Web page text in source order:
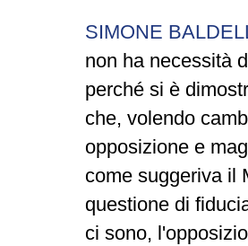
SIMONE
non ha necessità
perché si è
che, volendo
opposizione e
come suggeriva il
questione di
ci sono,